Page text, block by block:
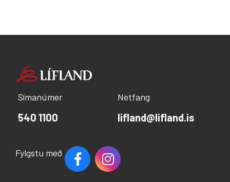
Framkvæmdir við verksmiðjuna hófust í júlí 2009
byggingu hennar. Framleiðslugeta
verksmiðjunnar verður rúmlega 60 þúsund tonn
á ári.
Símanúmer
540 1100
Netfang
lifland@lifland.is
Fylgstu með